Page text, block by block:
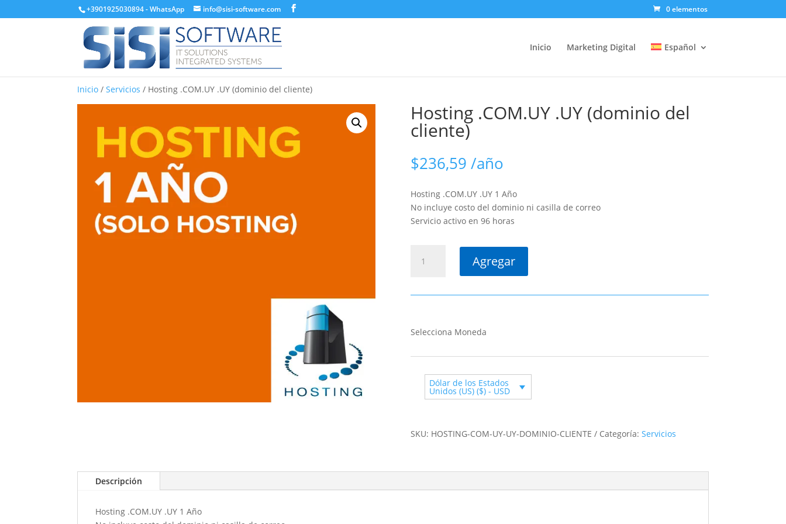
+3901925030894-WhatsApp info@sisi-software.com 0 elementos
Inicio Marketing Digital Español
Inicio / Servicios / Hosting .COM.UY .UY (dominio del cliente)
Hosting .COM.UY .UY (dominio del
cliente)
$236,59 /año
Hosting .COM.UY .UY 1 Año
No incluye costo del dominio ni casilla de correo
Servicio activo en 96 horas
.COM.UY
cantidad
Agregar
Selecciona Moneda
Dólar de los Estados
Unidos (US) ($) - USD
SKU: HOSTING-COM-UY-UY-DOMINIO-CLIENTE Categoría: Servicios
Descripción
Hosting .COM.UY .UY 1 Año